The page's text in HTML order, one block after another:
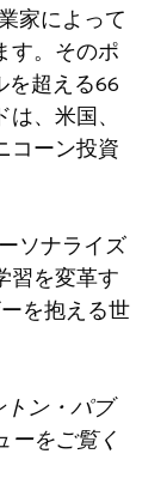
家によって
す。そのポ
を超える66
、米国、
コーン投資
ソナライズ
習を変革す
を抱える世
トン・パブ
ーをご覧く